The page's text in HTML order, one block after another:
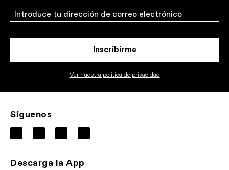
Email
Inscribirme
Ver nuestra politica de privacidad
Síguenos
Descarga la App